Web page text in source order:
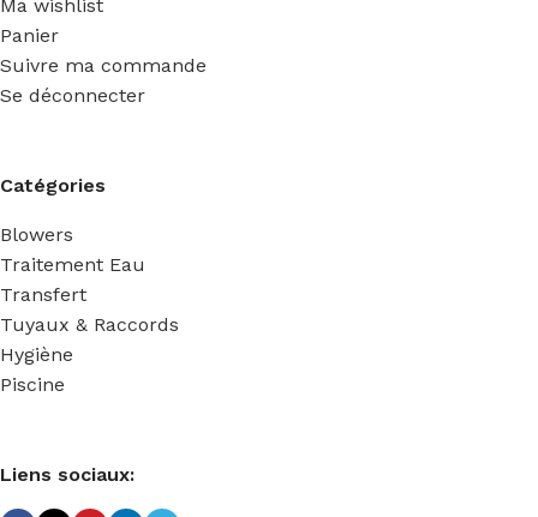
Ma wishlist
Panier
Suivre ma commande
Se déconnecter
Catégories
Blowers
Traitement Eau
Transfert
Tuyaux & Raccords
Hygiène
Piscine
Liens sociaux: